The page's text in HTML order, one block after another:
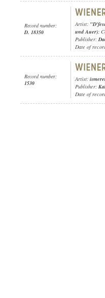
Record number:
D. 18350
Artist:
und Auer);
Publisher:
Date of
Record number:
1530
Artist:
Publisher:
Date of